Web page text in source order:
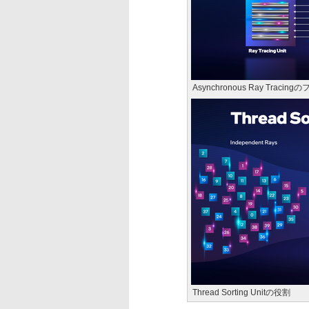
Asynchronous Ray Tracingの
Thread Sorting Unitの役割